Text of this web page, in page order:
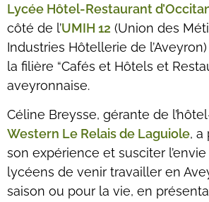
Lycée Hôtel-Restaurant
côté de l’UMIH 12 (Union des
Industries Hôtellerie de
la filière “Cafés et Hôtels et
aveyronnaise.
Céline Breysse, gérante de
Western Le Relais de Laguiole, a
son expérience et susciter
lycéens de venir travailler en
saison ou pour la vie, en